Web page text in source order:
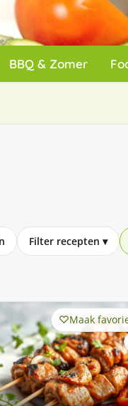
BBQ & Zomer
Filter recepten ▾
Maak